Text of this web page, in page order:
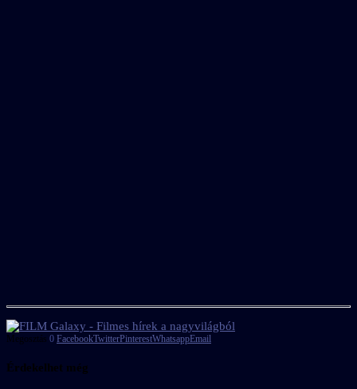
Megosztás 0 FacebookTwitterPinterestWhatsappEmail
Érdekelhet még